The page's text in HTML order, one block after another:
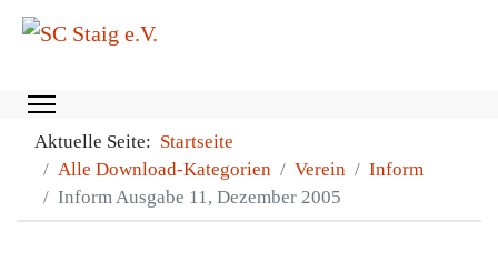
Aktuelle Seite: Startseite
Alle Download-Kategorien
Verein
Inform
Inform Ausgabe 11, Dezember 2005